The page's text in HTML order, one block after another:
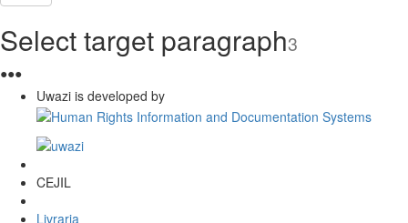
Select target paragraph3
●●●
Uwazi is developed by
CEJIL
Livraria